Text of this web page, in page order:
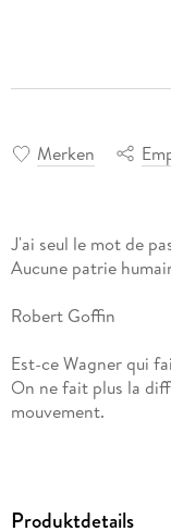
Merken
J'ai seul le mot de
Aucune patrie
Robert Goffin
Est-ce Wagner qui
On ne fait plus la
mouvement.
Dès la mort tragique
Produktdetails